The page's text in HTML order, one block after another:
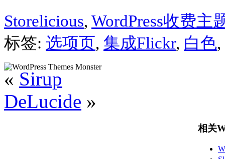
Storelicious, WordPress收费主
标签: 选项页, 集成Flickr, 白色,
« Sirup
DeLucide »
相关